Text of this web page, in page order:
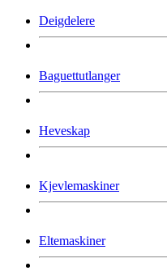
Deigdelere
Baguettutlanger
Heveskap
Kjevlemaskiner
Eltemaskiner